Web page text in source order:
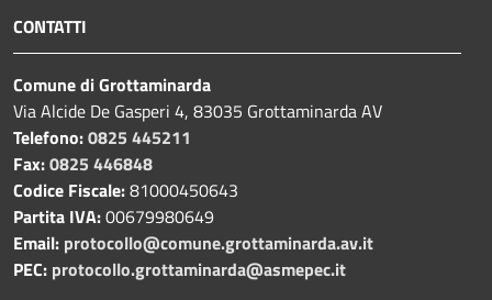
CONTATTI
Comune di Grottaminarda
Via Alcide De Gasperi 4, 83035 Grottaminarda AV
Telefono:0825 445211
Fax:0825 446848
Codice Fiscale:81000450643
Partita IVA:00679980649
Email: protocollo@comune.grottaminarda.av.it
PEC: protocollo.grottaminarda@asmepec.it